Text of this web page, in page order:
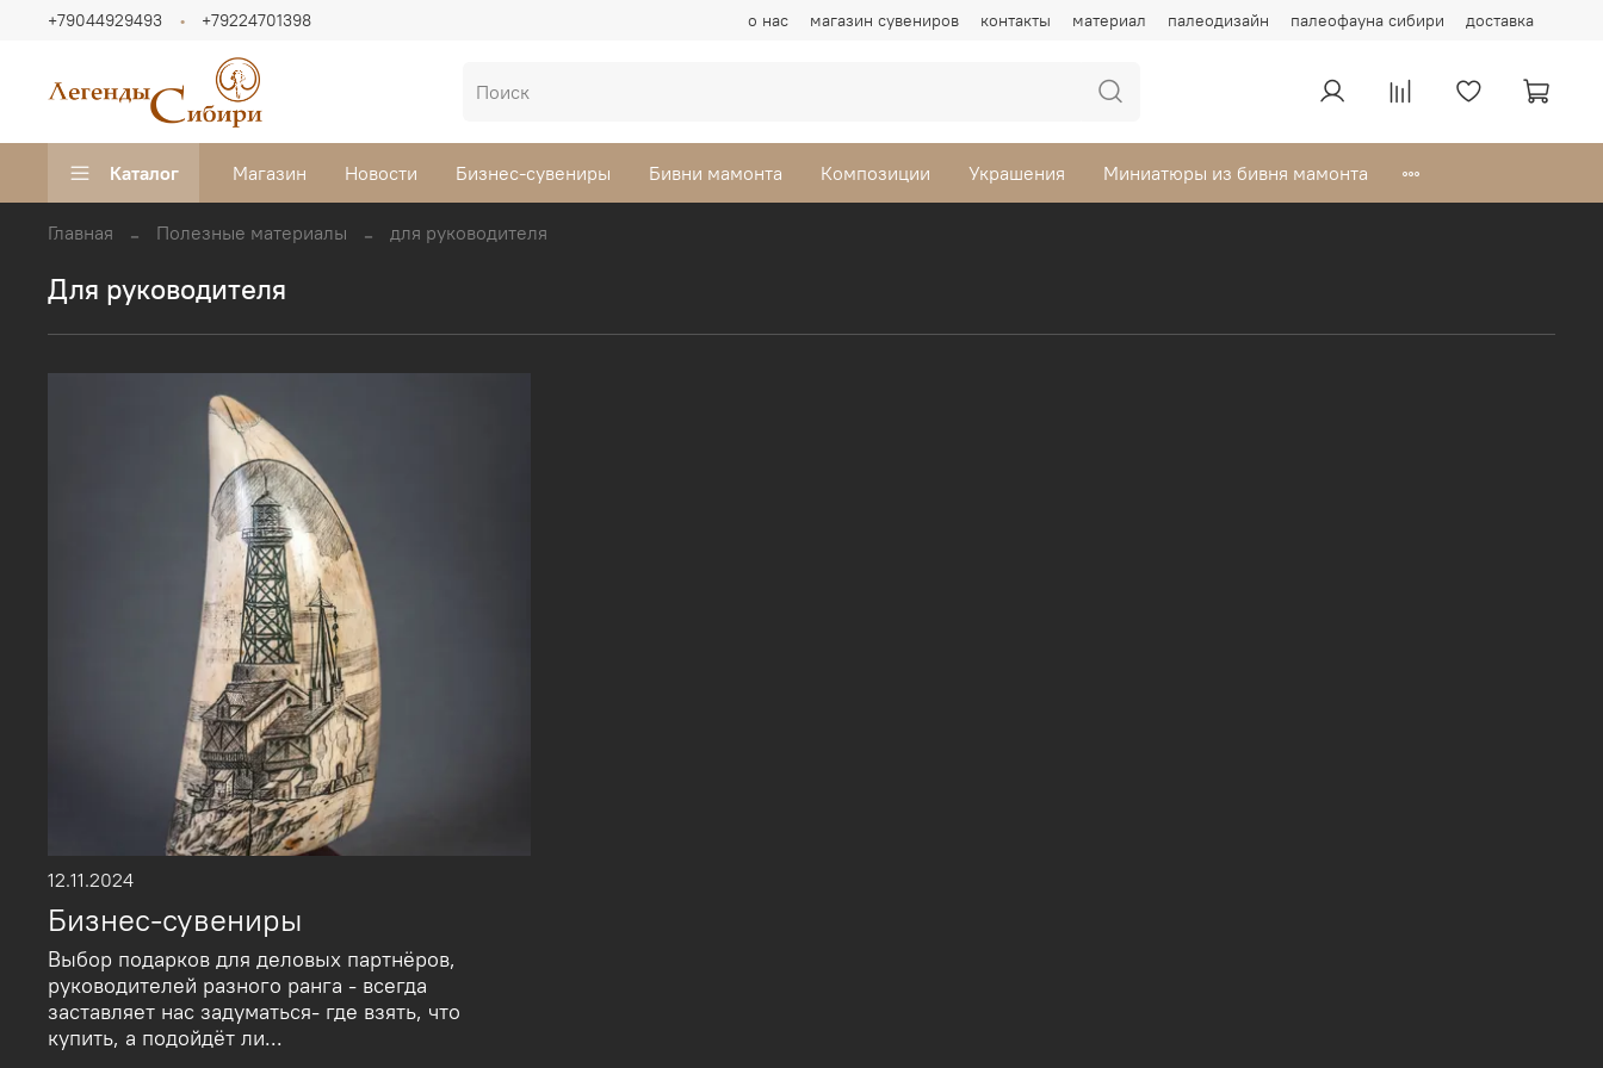
о нас магазин сувениров контакты материал палеодизайн палеофауна сибири доставка
+79044929493 +79224701398
Каталог Магазин Новости Бизнес-сувениры Бивни мамонта Композиции Украшения Миниатюры из бивня мамонта
Главная Полезные материалы для руководителя
для руководителя
12.11.2024
Бизнес-сувениры
Выбор подарков для деловых партнёров,
руководителей разного ранга - всегда
заставляет нас задуматься- где взять, что
купить, а подойдёт ли...